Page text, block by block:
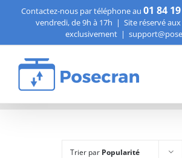
Passer
contenu
Contactez-nous par téléphone au 01 84
vendredi, de 9h à 17h | Site réservé
exclusivement |
Trier par Popularité